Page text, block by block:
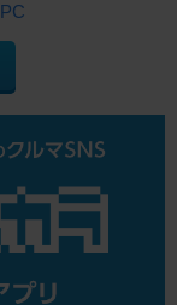
PC